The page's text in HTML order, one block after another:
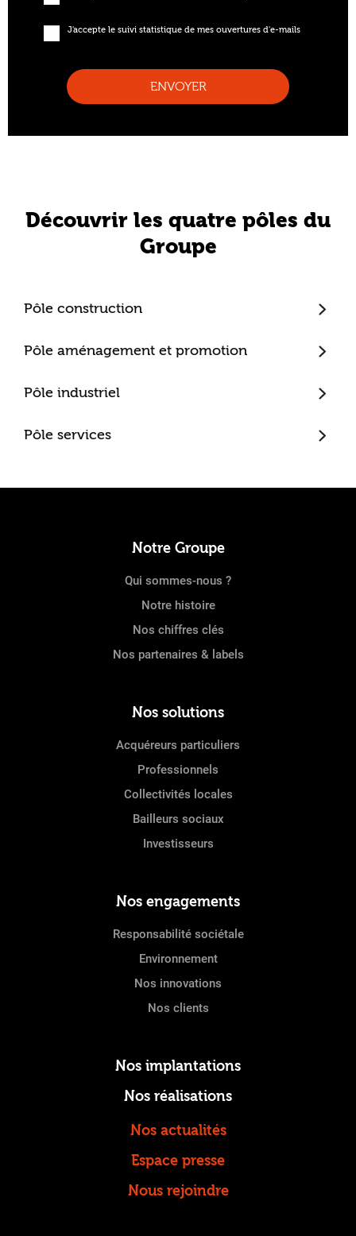
J'accepte le suivi statistique de mes ouvertures d'e-mails
ENVOYER
Découvrir les quatre pôles du
Groupe
Pôle construction
Mureno
Pôle aménagement et promotion
Pôle industriel
Pôle services
Notre Groupe
Qui sommes-nous ?
Notre histoire
Nos chiffres clés
Nos partenaires & labels
Nos solutions
Acquéreurs particuliers
Professionnels
Collectivités locales
Bailleurs sociaux
Investisseurs
Nos engagements
Responsabilité sociétale
Environnement
Nos innovations
Nos clients
Nos implantations
Nos réalisations
Nos actualités
Espace presse
Nous rejoindre